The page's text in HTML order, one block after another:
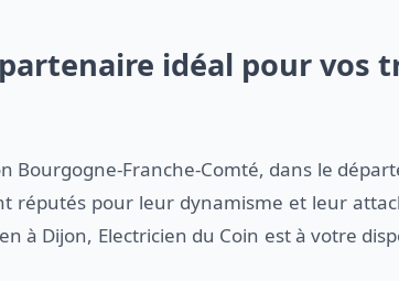
idéal pour vos
Bourgogne-Franche-Comté, dans le
réputés pour leur dynamisme et leur
à Dijon, Electricien du Coin est à votre